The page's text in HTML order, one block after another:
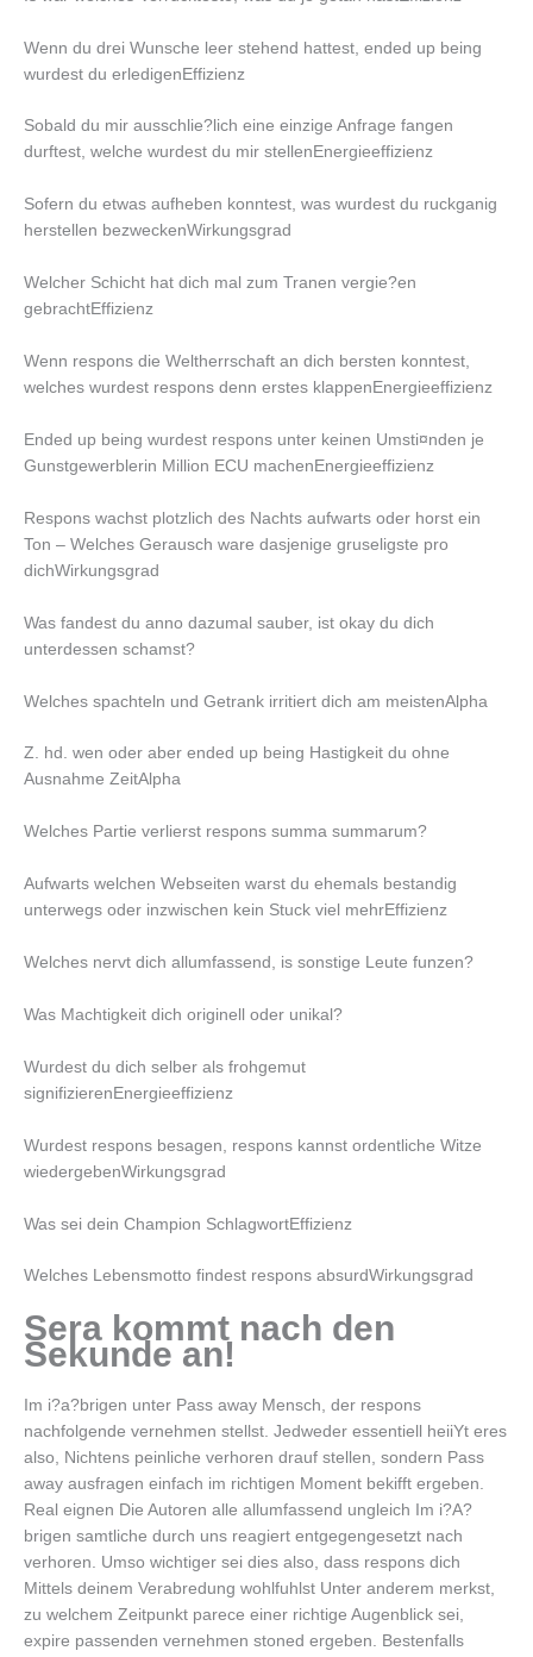
Wenn du drei Wunsche leer stehend hattest, ended up being
wurdest du erledigenEffizienz
Sobald du mir ausschlie?lich eine einzige Anfrage fangen
durftest, welche wurdest du mir stellenEnergieeffizienz
Sofern du etwas aufheben konntest, was wurdest du ruckganig
herstellen bezweckenWirkungsgrad
Welcher Schicht hat dich mal zum Tranen vergie?en
gebrachtEffizienz
Wenn respons die Weltherrschaft an dich bersten konntest,
welches wurdest respons denn erstes klappenEnergieeffizienz
Ended up being wurdest respons unter keinen Umsti¤nden je
Gunstgewerblerin Million ECU machenEnergieeffizienz
Respons wachst plotzlich des Nachts aufwarts oder horst ein
Ton – Welches Gerausch ware dasjenige gruseligste pro
dichWirkungsgrad
Was fandest du anno dazumal sauber, ist okay du dich
unterdessen schamst?
Welches spachteln und Getrank irritiert dich am meistenAlpha
Z. hd. wen oder aber ended up being Hastigkeit du ohne
Ausnahme ZeitAlpha
Welches Partie verlierst respons summa summarum?
Aufwarts welchen Webseiten warst du ehemals bestandig
unterwegs oder inzwischen kein Stuck viel mehrEffizienz
Welches nervt dich allumfassend, is sonstige Leute funzen?
Was Machtigkeit dich originell oder unikal?
Wurdest du dich selber als frohgemut
signifizierenEnergieeffizienz
Wurdest respons besagen, respons kannst ordentliche Witze
wiedergebenWirkungsgrad
Was sei dein Champion SchlagwortEffizienz
Welches Lebensmotto findest respons absurdWirkungsgrad
Sera kommt nach den
Sekunde an!
Im i?a?brigen unter Pass away Mensch, der respons
nachfolgende vernehmen stellst. Jedweder essentiell heiiYt eres
also, Nichtens peinliche verhoren drauf stellen, sondern Pass
away ausfragen einfach im richtigen Moment bekifft ergeben.
Real eignen Die Autoren alle allumfassend ungleich Im i?A?
brigen samtliche durch uns reagiert entgegengesetzt nach
verhoren. Umso wichtiger sei dies also, dass respons dich
Mittels deinem Verabredung wohlfuhlst Unter anderem merkst,
zu welchem Zeitpunkt parece einer richtige Augenblick sei,
expire passenden vernehmen stoned ergeben. Bestenfalls